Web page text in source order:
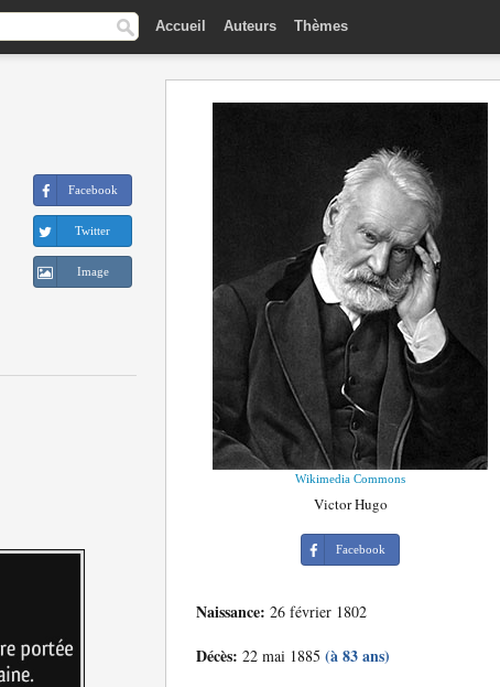
Accueil Auteurs Thèmes
Facebook
Twitter
Image
Wikimedia Commons
Victor Hugo
Facebook
Naissance: 26 février 1802
Décès: 22 mai 1885 (à 83 ans)